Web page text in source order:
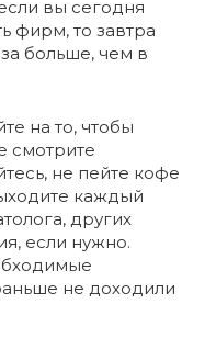
вы сегодня
фирм, то завтра
больше, чем в
на то, чтобы
смотрите
не пейте кофе
каждый
других
если нужно.
не доходили